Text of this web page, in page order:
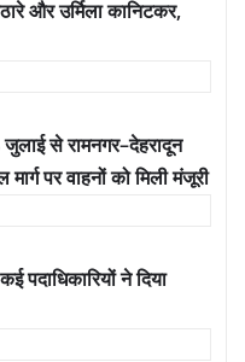
और उर्मिला कानिटकर,
से रामनगर–देहरादून
पर वाहनों को मिली मंजूरी
पदाधिकारियों ने दिया